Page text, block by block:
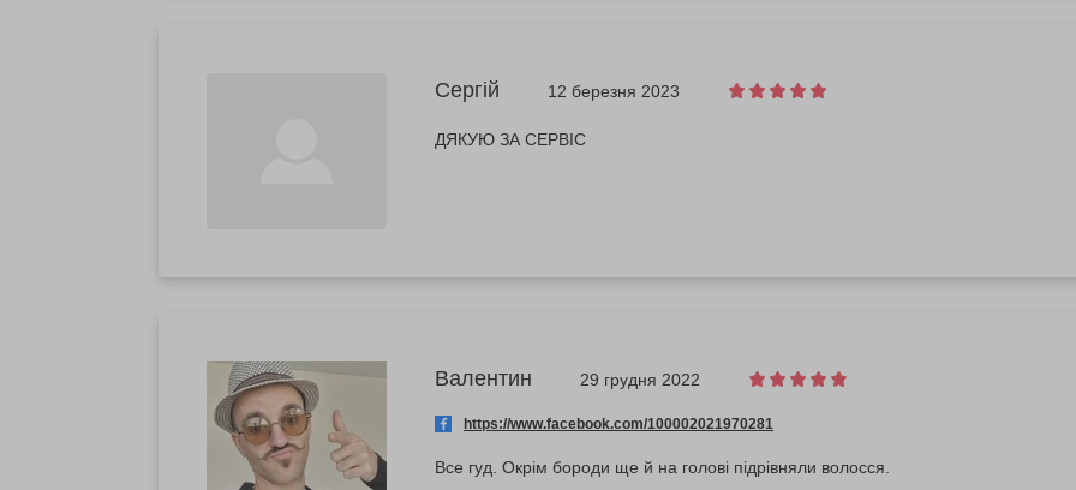
Сергій 12 березня 2023
ДЯКУЮ ЗА СЕРВІС
Валентин 29 грудня 2022
https://www.facebook.com/100002021970281
Все гуд. Окрім бороди ще й на голові підрівняли волосся.